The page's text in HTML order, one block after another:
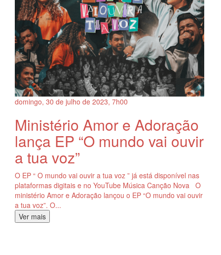
domingo, 30 de julho de 2023, 7h00
Ministério Amor e Adoração
lança EP “O mundo vai ouvir
a tua voz”
O EP “ O mundo vai ouvir a tua voz ” já está disponível nas
plataformas digitais e no YouTube Música Canção Nova O
ministério Amor e Adoração lançou o EP “O mundo vai ouvir
a tua voz”. O...
Ver mais